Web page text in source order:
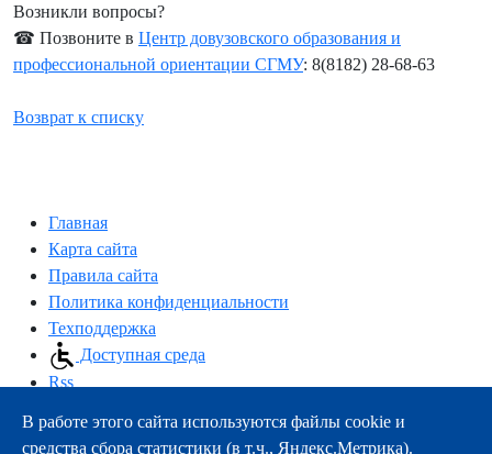
Возникли вопросы?
☎ Позвоните в Центр довузовского образования и
профессиональной ориентации СГМУ: 8(8182) 28-68-63
Возврат к списку
Главная
Карта сайта
Правила сайта
Политика конфиденциальности
Техподдержка
Доступная среда
Rss
163000, г.Архангельск, пр-т Троицкий, 51
В работе этого сайта используются файлы cookie и
средства сбора статистики (в т.ч., Яндекс.Метрика).